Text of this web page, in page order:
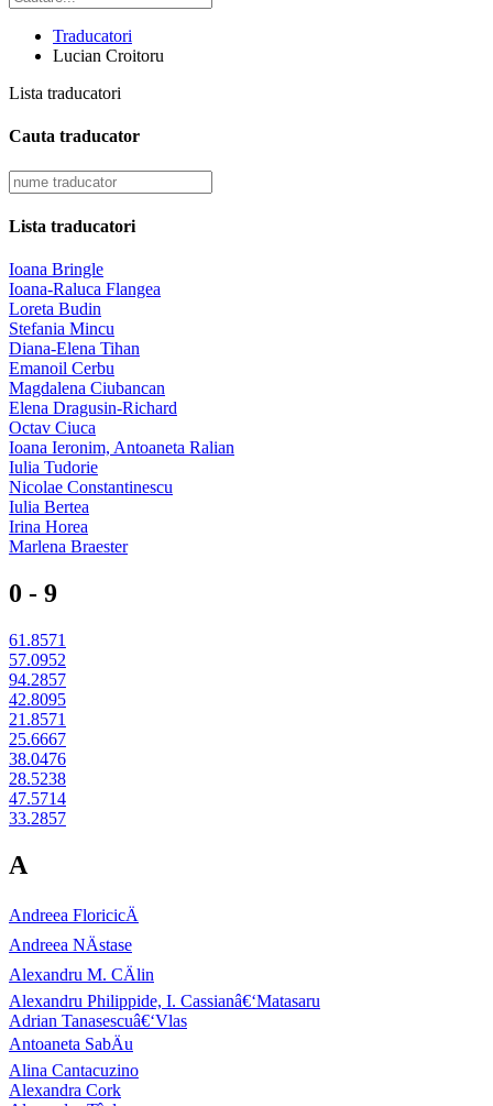
Traducatori
Lucian Croitoru
Lista traducatori
Cauta traducator
Lista traducatori
Ioana Bringle
Ioana-Raluca Flangea
Loreta Budin
Stefania Mincu
Diana-Elena Tihan
Emanoil Cerbu
Magdalena Ciubancan
Elena Dragusin-Richard
Octav Ciuca
Ioana Ieronim, Antoaneta Ralian
Iulia Tudorie
Nicolae Constantinescu
Iulia Bertea
Irina Horea
Marlena Braester
0 - 9
61.8571
57.0952
94.2857
42.8095
21.8571
25.6667
38.0476
28.5238
47.5714
33.2857
A
Andreea FloricicÄ
Andreea NÄstase
Alexandru M. CÄlin
Alexandru Philippide, I. Cassianâ€‘Matasaru
Adrian Tanasescuâ€‘Vlas
Antoaneta SabÄu
Alina Cantacuzino
Alexandra Cork